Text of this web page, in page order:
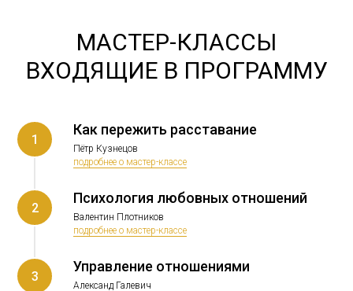
МАСТЕР-КЛАССЫ
ВХОДЯЩИЕ В ПРОГРАММУ
1
Как пережить расставание
Пётр Кузнецов
подробнее о мастер-классе
2
Психология любовных отношений
Валентин Плотников
подробнее о мастер-классе
3
Управление отношениями
Александ Галевич